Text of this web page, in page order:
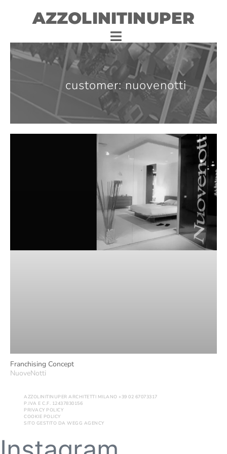
AZZOLINITINUPER
customer: nuovenotti
Franchising Concept
NuoveNotti
AZZOLINITINUPER ARCHITETTI MILANO +39 02 67073317
P.IVA E C.F. 12437830156
PRIVACY POLICY
COOKIE POLICY
SITO GESTITO DA WEGG AGENCY